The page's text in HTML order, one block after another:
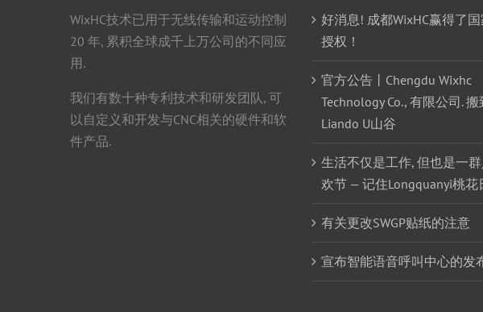
WixHC技术已用于无线传输和运动控制
20 年, 累积全球成千上万公司的不同应
用.
我们有数十种专利技术和研发团队, 可
以自定义和开发与CNC相关的硬件和软
件产品.
好消息! 成都WixHC赢得了
授权！
官方公告丨Chengdu Wixhc
Technology Co., 有限公司. 搬
Liando U山谷
生活不仅是工作, 但也是一
欢节 — 记住Longquanyi桃花
有关更改SWGP贴纸的注意
宣布智能语音呼叫中心的发